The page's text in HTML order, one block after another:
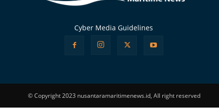
Cyber Media Guidelines
© Copyright 2023 nusantaramaritimenews.id, All right reserved